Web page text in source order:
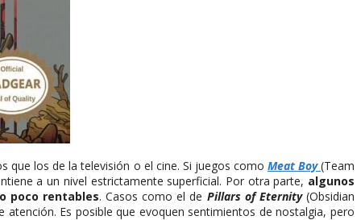
que los de la televisión o el cine. Si juegos como Meat Boy(Team
a un nivel estrictamente superficial. Por otra parte, algunos
poco rentables. Casos como el de Pillars of Eternity(Obsidian
Es posible que evoquen sentimientos de nostalgia, pero